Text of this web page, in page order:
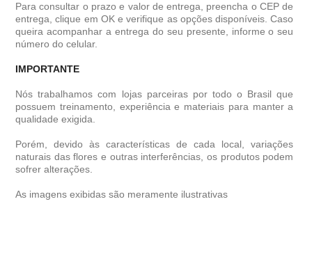
Para consultar o prazo e valor de entrega, preencha o CEP de
entrega, clique em OK e verifique as opções disponíveis. Caso
queira acompanhar a entrega do seu presente, informe o seu
número do celular.
IMPORTANTE
Nós trabalhamos com lojas parceiras por todo o Brasil que
possuem treinamento, experiência e materiais para manter a
qualidade exigida.
Porém, devido às características de cada local, variações
naturais das flores e outras interferências, os produtos podem
sofrer alterações.
As imagens exibidas são meramente ilustrativas